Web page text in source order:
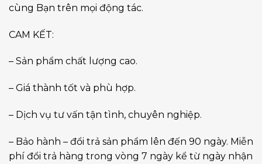
cùng Bạn trên mọi động tác.
CAM KẾT:
– Sản phẩm chất lượng cao.
– Giá thành tốt và phù hợp.
– Dịch vụ tư vấn tận tình, chuyên nghiệp.
– Bảo hành – đổi trả sản phẩm lên đến 90 ngày. Miễn
phí đổi trả hàng trong vòng 7 ngày kể từ ngày nhận